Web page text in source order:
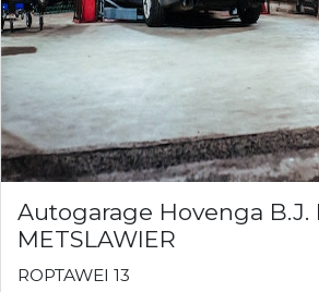
Autogarage Hovenga B.J.
METSLAWIER
ROPTAWEI 13